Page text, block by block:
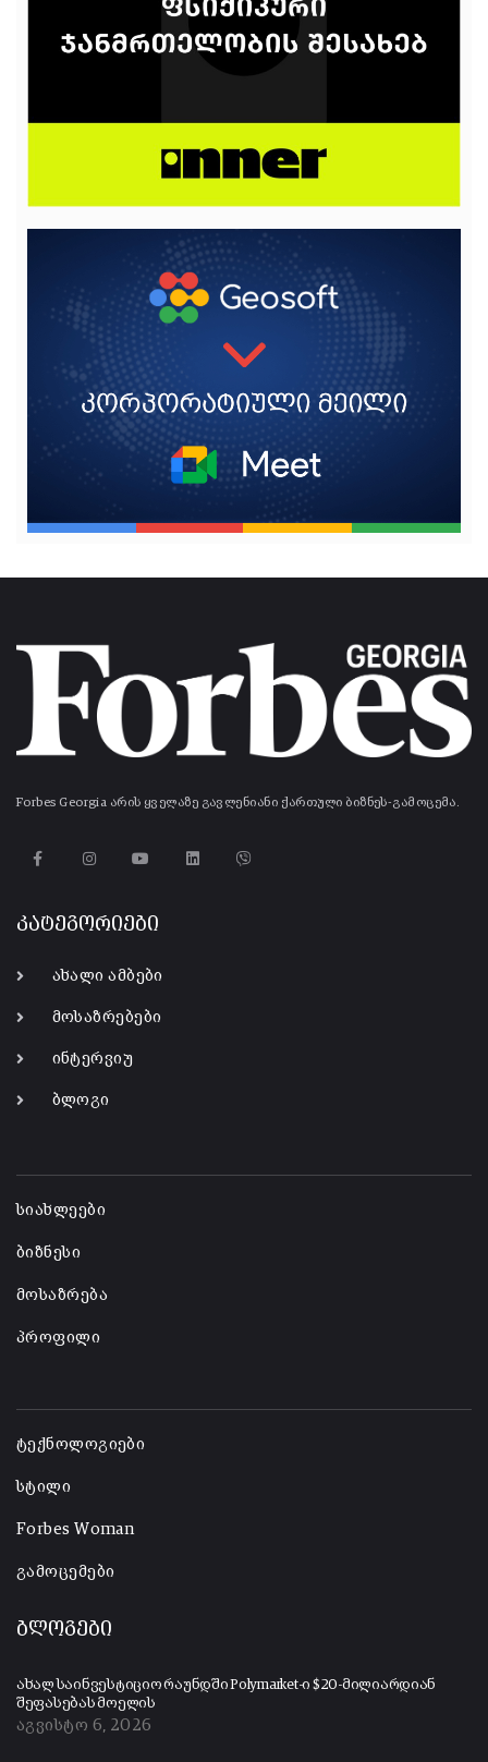
Forbes Georgia არის ყველაზე გავლენიანი ქართული ბიზნეს-გამოცემა.
კატეგორიები
ახალი ამბები
მოსაზრებები
ინტერვიუ
ბლოგი
სიახლეები
ბიზნესი
მოსაზრება
პროფილი
ტექნოლოგიები
სტილი
Forbes Woman
გამოცემები
ბლოგები
ახალ საინვესტიციო რაუნდში Polymarket-ი $20-მილიარდიან
შეფასებას მოელის
აგვისტო 6, 2026